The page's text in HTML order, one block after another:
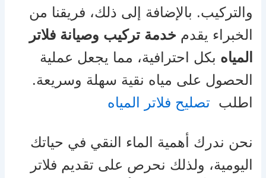
والتركيب. بالإضافة إلى ذلك، فريقنا من
الخبراء يقدم خدمة تركيب وصيانة فلاتر
المياه بكل احترافية، مما يجعل عملية
الحصول على مياه نقية سهلة وسريعة.
اطلب تصليح فلاتر المياه
نحن ندرك أهمية الماء النقي في حياتك
اليومية، ولذلك نحرص على تقديم فلاتر